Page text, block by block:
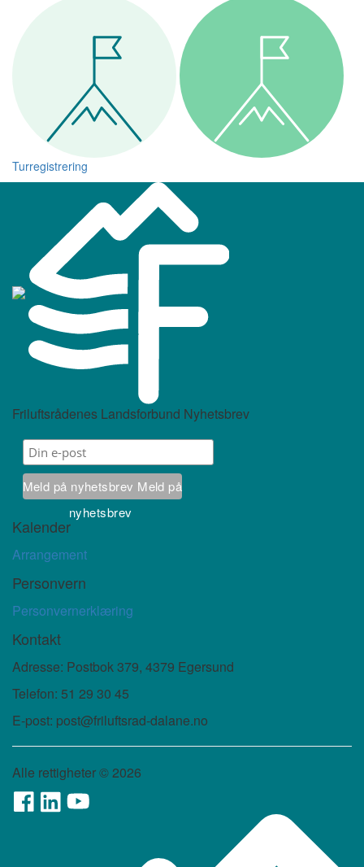
Turregistrering
Friluftsrådenes Landsforbund Nyhetsbrev
Meld på nyhetsbrev Meld på
nyhetsbrev
Kalender
Arrangement
Personvern
Personvernerklæring
Kontakt
Adresse: Postbok 379, 4379 Egersund
Telefon: 51 29 30 45
E-post: post@friluftsrad-dalane.no
Alle rettigheter ©2026